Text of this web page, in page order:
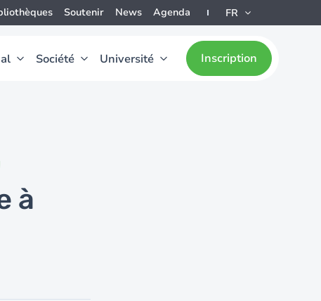
Soutenir News Agenda FR
Société Université Inscription
à